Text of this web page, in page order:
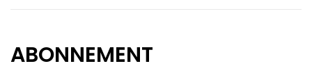
ABONNEMENT